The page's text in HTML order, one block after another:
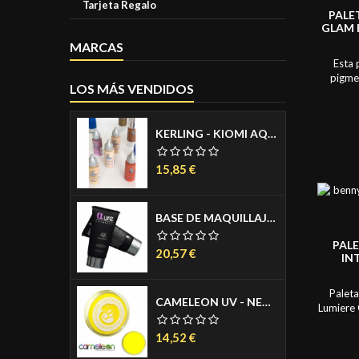
Tarjeta Regalo
MARCAS
LOS MÁS VENDIDOS
KERLING - KIOMI AQUACREAM PARA AEROGRAFO - AIRBRUSH MAKE UP - MAQUILLAJE PARA AEROGRAFO - COLORES PIEL MATE 30ML
Precio
15,85 €
BASE DE MAQUILLAJE LIQUIDA - 4K FOUNDATION 30 ML.
Precio
20,57 €
CAMELEON UV - NEON AGUACOLOR PASTILLA 32 GR.
Precio
14,52 €
GLAM
Esta
textura
sido
de
Lumiere
Esta
para